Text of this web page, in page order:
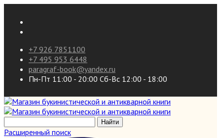
+7 926 7851100
+7 495 953 6448
paragraf-book@yandex.ru
Пн-Пт 11:00 - 20:00 Сб-Вс 12:00 - 18:00
Расширенный поиск